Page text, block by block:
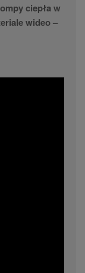
ciepła w
wideo –